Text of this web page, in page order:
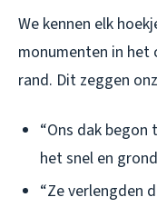
We kennen elk
monumenten in
rand. Dit zeggen
“Ons dak begon
het snel en
“Ze verlengden